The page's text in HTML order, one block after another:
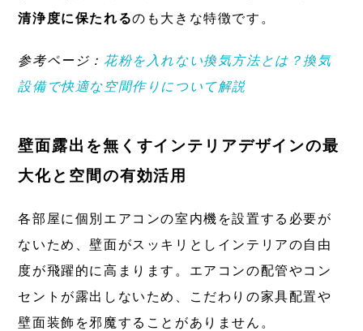
清浄度に保たれるのも大きな特徴です。
参考ページ： 花粉を入れない換気方法とは？換気
設備で快適な空間作りについて解説
壁面露出を無くすインテリアデザインの最
大化と空間の有効活用
各部屋に個別エアコンの室内機を設置する必要が
ないため、壁面がスッキリとしインテリアの自由
度が飛躍的に高まります。エアコンの配管やコン
セントが露出しないため、こだわりの家具配置や
壁面装飾を邪魔することがありません。